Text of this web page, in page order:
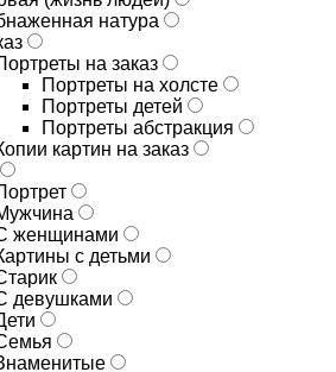
натура
на заказ
Портреты на холсте
Портреты детей
Портреты абстракция
картин на заказ
женщинами
с детьми
девушками